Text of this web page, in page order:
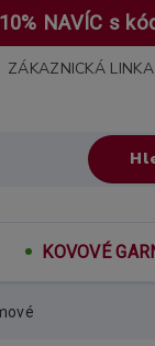
NAVÍC s
ZÁKAZNICKÁ LINKA
KOVOVÉ